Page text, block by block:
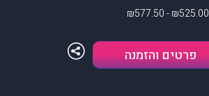
₪525.00 - ₪577.50
פרטים והזמנה